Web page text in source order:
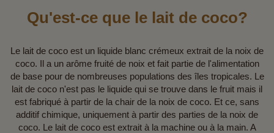
Qu'est-ce que le lait de coco?
Le lait de coco est un liquide blanc crémeux extrait de la noix de
coco. Il a un arôme fruité de noix et fait partie de l'alimentation
de base pour de nombreuses populations des îles tropicales. Le
lait de coco n'est pas le liquide qui se trouve dans le fruit mais il
est fabriqué à partir de la chair de la noix de coco. Et ce, sans
additif chimique, uniquement à partir des parties de la noix de
coco. Le lait de coco est extrait à la machine ou à la main. A